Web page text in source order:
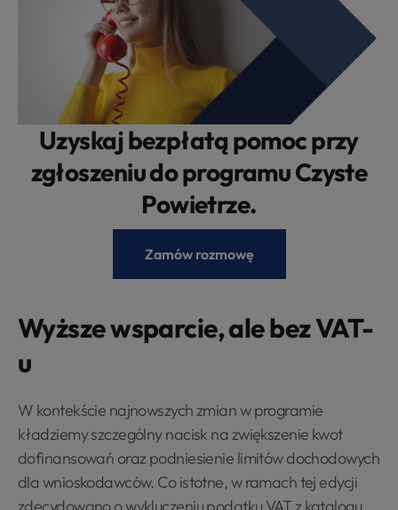
Uzyskaj bezpłatą pomoc przy
zgłoszeniu do programu Czyste
Powietrze.
Zamów rozmowę
Wyższe wsparcie, ale bez VAT-
u
W kontekście najnowszych zmian w programie
kładziemy szczególny nacisk na zwiększenie kwot
dofinansowań oraz podniesienie limitów dochodowych
dla wnioskodawców. Co istotne, w ramach tej edycji
zdecydowano o wykluczeniu podatku VAT z katalogu